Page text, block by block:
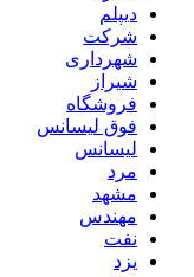
دیپلم
شرکت
شهرداری
شیراز
فروشگاه
فوق لیسانس
لیسانس
مرد
مشهد
مهندس
نفت
یزد